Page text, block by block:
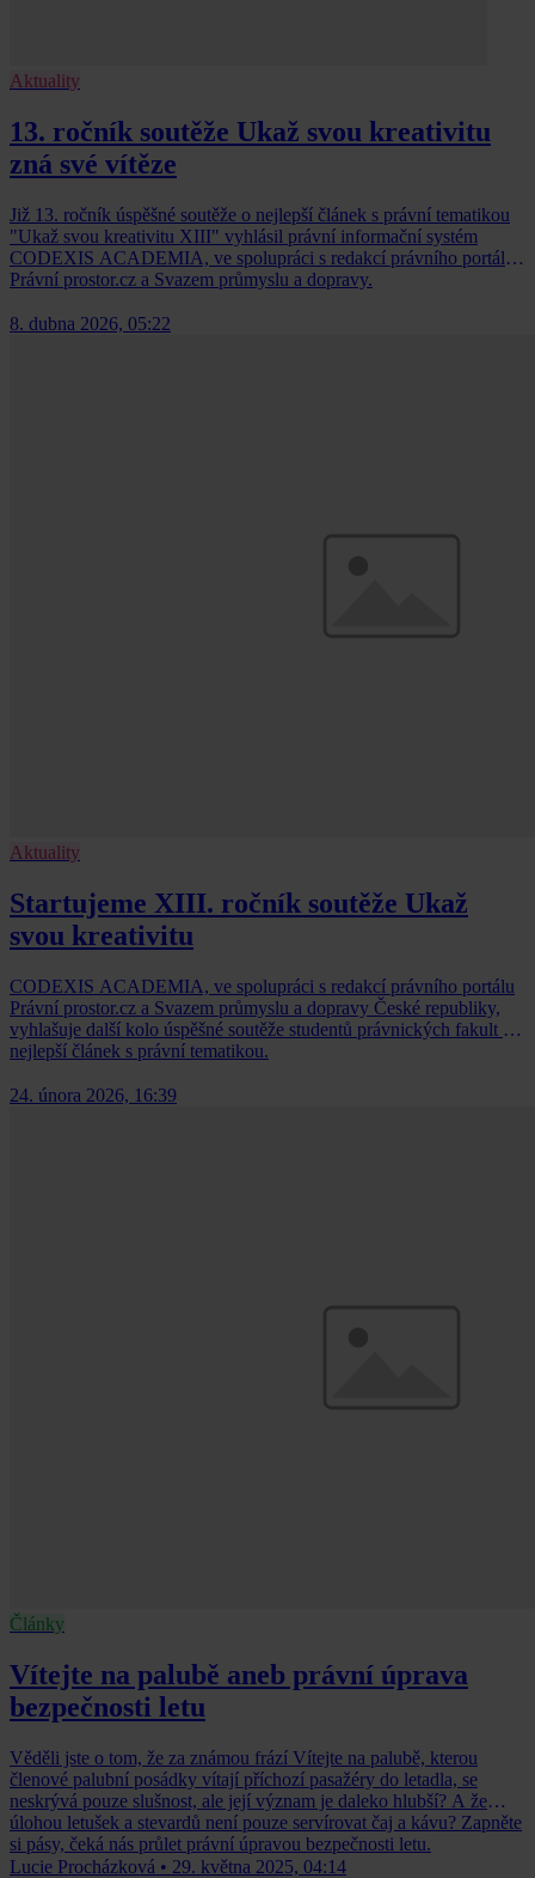
Aktuality
13. ročník soutěže Ukaž svou kreativitu
zná své vítěze
Již 13. ročník úspěšné soutěže o nejlepší článek s právní tematikou
"Ukaž svou kreativitu XIII" vyhlásil právní informační systém
CODEXIS ACADEMIA, ve spolupráci s redakcí právního portálu
Právní prostor.cz a Svazem průmyslu a dopravy.
8. dubna 2026, 05:22
Aktuality
Startujeme XIII. ročník soutěže Ukaž
svou kreativitu
CODEXIS ACADEMIA, ve spolupráci s redakcí právního portálu
Právní prostor.cz a Svazem průmyslu a dopravy České republiky,
vyhlašuje další kolo úspěšné soutěže studentů právnických fakult o
nejlepší článek s právní tematikou.
24. února 2026, 16:39
Články
Vítejte na palubě aneb právní úprava
bezpečnosti letu
Věděli jste o tom, že za známou frází Vítejte na palubě, kterou
členové palubní posádky vítají příchozí pasažéry do letadla, se
neskrývá pouze slušnost, ale její význam je daleko hlubší? A že
úlohou letušek a stevardů není pouze servírovat čaj a kávu? Zapněte
si pásy, čeká nás průlet právní úpravou bezpečnosti letu.
Lucie Procházková • 29. května 2025, 04:14